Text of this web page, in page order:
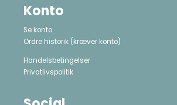
Konto
Se konto
Ordre historik (kræver konto)
Handelsbetingelser
Privatlivspolitik